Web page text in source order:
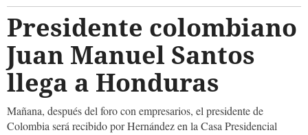
Presidente colombiano
Juan Manuel Santos
llega a Honduras
Mañana, después del foro con empresarios, el presidente de
Colombia será recibido por Hernández en la Casa Presidencial